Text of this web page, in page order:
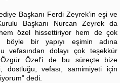
Başkanı Ferdi Zeyrek’in eşi ve
Başkanı Nurcan Zeyrek da
özel hissettiriyor hem de çok
böyle bir yapıyı eşimin adına
vefasından dolayı çok teşekkür
Özgür Özel’i de bu süreçte bize
dostluğu, vefası, samimiyeti için
dedi.